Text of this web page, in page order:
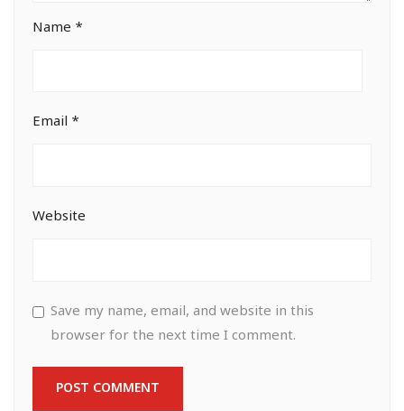
Name *
Email *
Website
Save my name, email, and website in this
browser for the next time I comment.